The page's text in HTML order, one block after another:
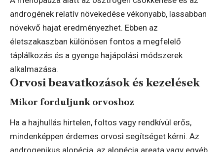
androgének relatív növekedése vékonyabb, lassabban
növekvő hajat eredményezhet. Ebben az
életszakaszban különösen fontos a megfelelő
táplálkozás és a gyenge hajápolási módszerek
alkalmazása.
Orvosi beavatkozások és kezelések
Mikor forduljunk orvoshoz
Ha a hajhullás hirtelen, foltos vagy rendkívül erős,
mindenképpen érdemes orvosi segítséget kérni. Az